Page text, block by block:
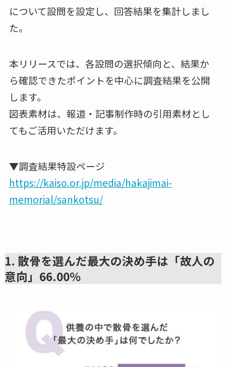
について設問を設定し、回答結果を集計しまし
た。
本リリースでは、各設問の選択傾向と、結果か
ら確認できたポイントを中心に調査結果を公開
します。
図表素材は、報道・記事制作時の引用素材とし
てもご活用いただけます。
▼調査結果特設ページ
https://kaiso.or.jp/media/hakajimai-
memorial/sankotsu/
1. 散骨を選んだ最大の決め手は「故人の
意向」66.00％